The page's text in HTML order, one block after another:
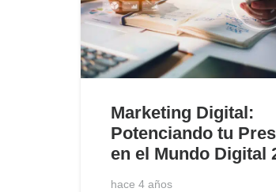
Marketing Digital:
Potenciando tu
en el Mundo Digital
hace 4 años